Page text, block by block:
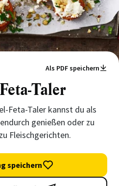
Als PDF speichern
Taler
Feta-Taler kannst du als
genießen oder zu
Fleischgerichten.
speichern